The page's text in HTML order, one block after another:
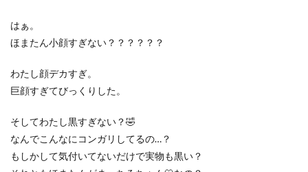
はぁ。
ほまたん小顔すぎない？？？？？？
わたし顔デカすぎ。
巨顔すぎてびっくりした。
そしてわたし黒すぎない？🤣
なんでこんなにコンガリしてるの…？
もしかして気付いてないだけで実物も黒い？